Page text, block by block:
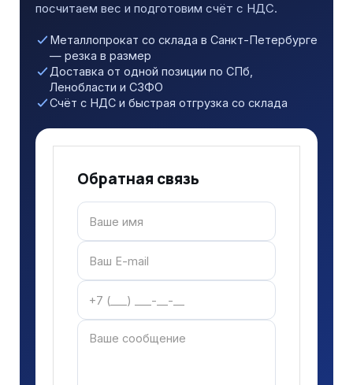
посчитаем вес и подготовим счёт с НДС.
Металлопрокат со склада в Санкт-Петербурге
— резка в размер
Доставка от одной позиции по СПб,
Ленобласти и СЗФО
Счёт с НДС и быстрая отгрузка со склада
Обратная связь